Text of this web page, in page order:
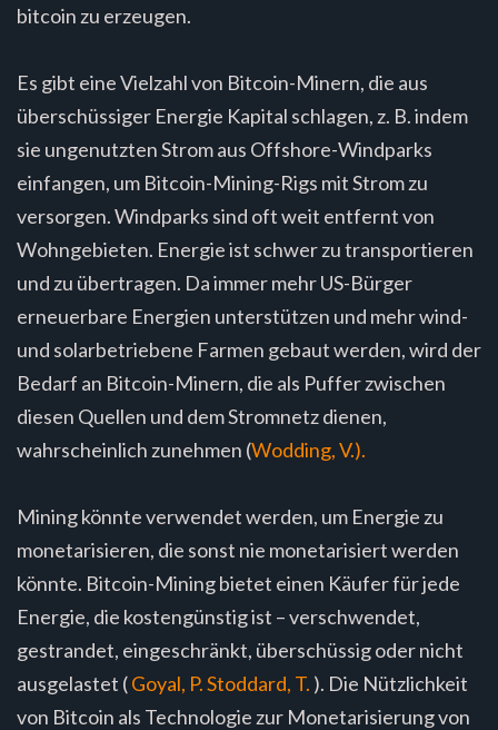
bitcoin zu erzeugen.
Es gibt eine Vielzahl von Bitcoin-Minern, die aus
überschüssiger Energie Kapital schlagen, z. B. indem
sie ungenutzten Strom aus Offshore-Windparks
einfangen, um Bitcoin-Mining-Rigs mit Strom zu
versorgen. Windparks sind oft weit entfernt von
Wohngebieten. Energie ist schwer zu transportieren
und zu übertragen. Da immer mehr US-Bürger
erneuerbare Energien unterstützen und mehr wind-
und solarbetriebene Farmen gebaut werden, wird der
Bedarf an Bitcoin-Minern, die als Puffer zwischen
diesen Quellen und dem Stromnetz dienen,
wahrscheinlich zunehmen (Wodding, V.).
Mining könnte verwendet werden, um Energie zu
monetarisieren, die sonst nie monetarisiert werden
könnte. Bitcoin-Mining bietet einen Käufer für jede
Energie, die kostengünstig ist – verschwendet,
gestrandet, eingeschränkt, überschüssig oder nicht
ausgelastet (Goyal, P. Stoddard, T. ). Die Nützlichkeit
von Bitcoin als Technologie zur Monetarisierung von